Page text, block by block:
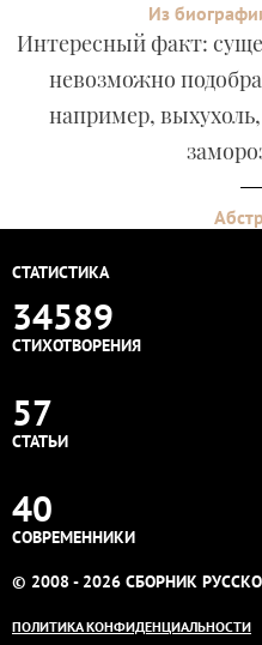
Из
Интересный факт:
невозможно
например,
СТАТИСТИКА
34589
СТИХОТВОРЕНИЯ
57
СТАТЬИ
40
СОВРЕМЕННИКИ
© 2008 - 2026 СБОРНИК
ПОЛИТИКА КОНФИДЕНЦИАЛЬНОСТИ